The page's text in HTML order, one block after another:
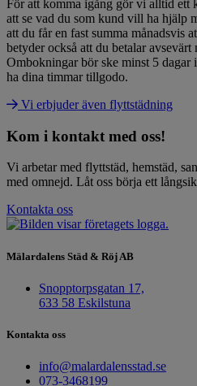
För att komma igång gör vi alltid ett
att se vad du som kund vill ha hjälp
att du får en fast summa månadsvis
betyder också att du betalar avsevärt
Ombokningar bör ske minst 5
ha dina timmar tillgodo.
Vi erbjuder även flyttstädning
Kom i kontakt med oss!
Vi arbetar med flyttstäd, hemstäd,
med omnejd. Låt oss börja ett
Kontakta oss
Mälardalens Städ & Röj AB
Snopptorpsgatan 17,
633 58 Eskilstuna
Kontakta oss
info@malardalensstad.se
073-3468199